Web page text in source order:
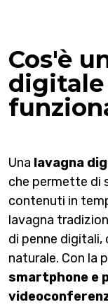
Cos'è
digitale
Una lavagna
che permette di
contenuti in
lavagna
di penne digitali,
naturale. Con la
smartphone e